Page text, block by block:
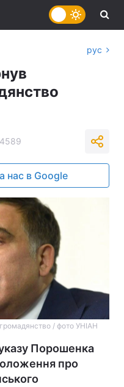
рус
нас в Google
/ фото УНІАН
Порошенка
про